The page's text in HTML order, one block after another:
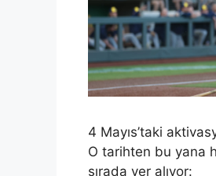
4 Mayıs’taki
O tarihten bu yana
sırada yer alıyor: